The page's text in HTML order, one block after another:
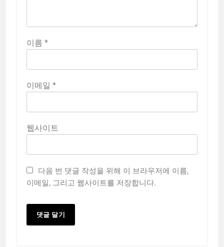
이름 *
이메일 *
웹사이트
다음 번 댓글 작성을 위해 이 브라우저에 이름,
이메일, 그리고 웹사이트를 저장합니다.